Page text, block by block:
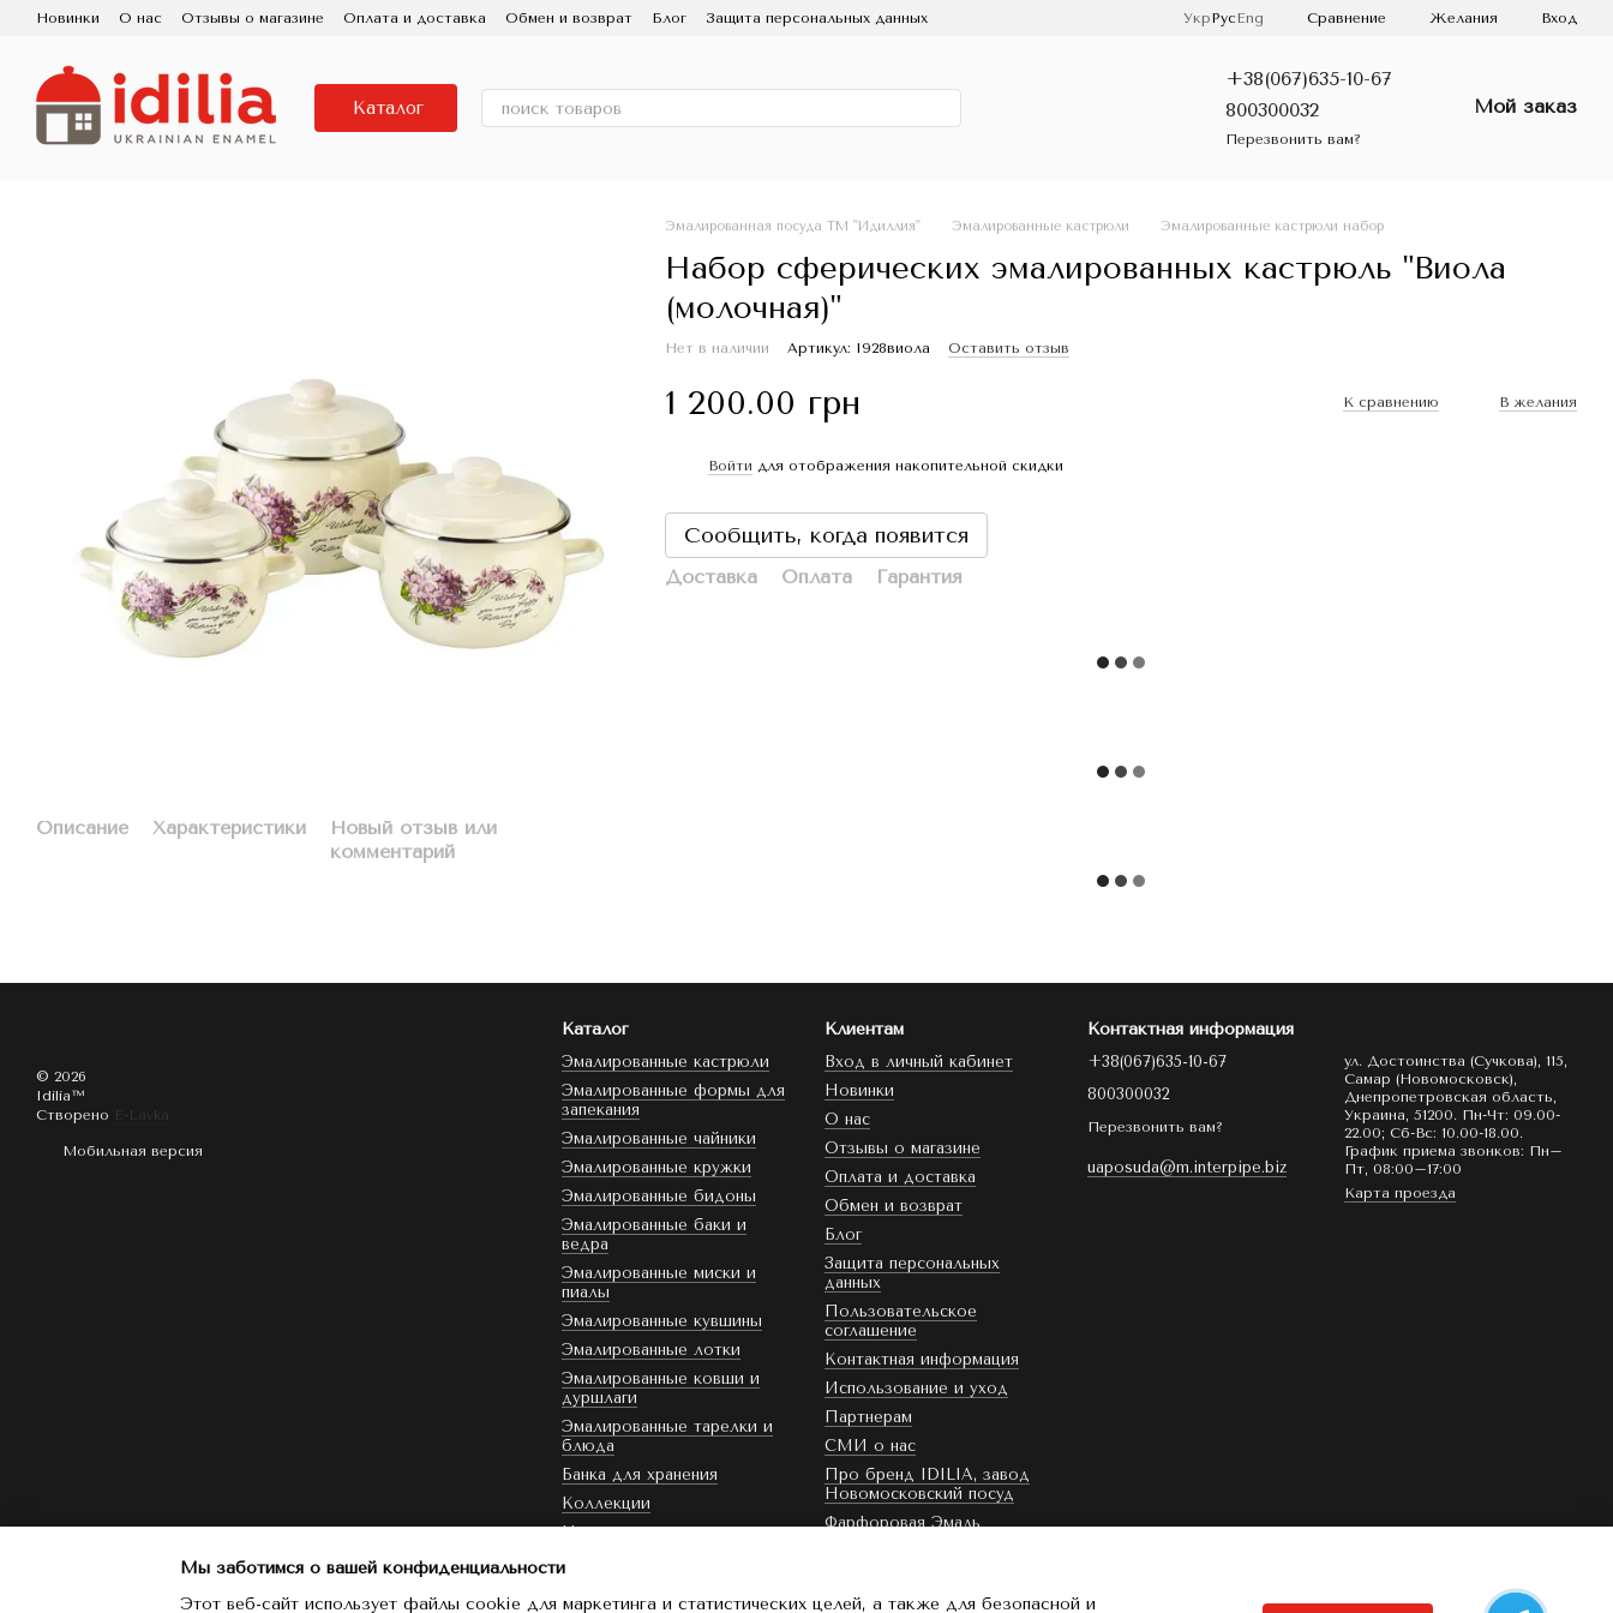
Перейти к основному контенту
Новинки О нас Отзывы о магазине Оплата и доставка Обмен и возврат Блог
Защита персональных данных
Про бренд IDILIA, завод Новомосковский посуд
УкрРусEng Сравнение Желания Вход
Каталог
+38(067)635-10-67
800300032
Перезвонить вам?
Мой заказ
Описание Характеристики
Новый отзыв или
комментарий
Эмалированная посуда ТМ "Идиллия" Эмалированные кастрюли Эмалированные кастрюли набор
Набор сферических эмалированных кастрюль "Виола
(молочная)"
Нет в наличии Артикул: I928виола Оставить отзыв
1 200.00 грн К сравнению В желания
Войти для отображения накопительной скидки
Сообщить, когда появится
Доставка Оплата Гарантия
© 2026
Idilia™️
Створено E-Lavka
Мобильная версия
Каталог
Эмалированные кастрюли
Эмалированные формы для
запекания
Эмалированные чайники
Эмалированные кружки
Эмалированные бидоны
Эмалированные баки и
ведра
Эмалированные миски и
пиалы
Эмалированные кувшины
Эмалированные лотки
Эмалированные ковши и
дуршлаги
Эмалированные тарелки и
блюда
Банка для хранения
Коллекции
Цвет эмали
Клиентам
Вход в личный кабинет
Новинки
О нас
Отзывы о магазине
Оплата и доставка
Обмен и возврат
Блог
Защита персональных
данных
Пользовательское
соглашение
Контактная информация
Использование и уход
Партнерам
СМИ о нас
Про бренд IDILIA, завод
Новомосковский посуд
Фарфоровая Эмаль
Мы в соцсетях
Контактная информация
+38(067)635-10-67
800300032
Перезвонить вам?
uaposuda@m.interpipe.biz
ул. Достоинства (Сучкова), 115,
Самар (Новомосковск),
Днепропетровская область,
Украина, 51200. Пн-Чт: 09.00-
22.00; Сб-Вс: 10.00-18.00.
График приема звонков: Пн–
Пт, 08:00–17:00
Карта проезда
Мы заботимся о вашей конфиденциальности
Этот веб-сайт использует файлы cookie для маркетинга и статистических целей, а также для безопасной и